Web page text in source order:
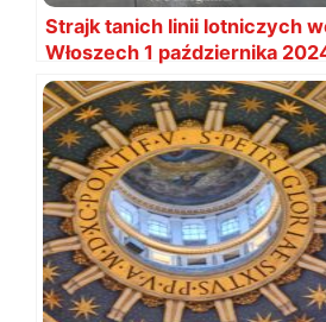
Strajk tanich linii lotniczych
Włoszech 1 października